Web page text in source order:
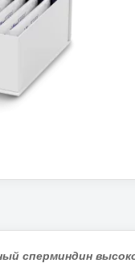
сперминдин